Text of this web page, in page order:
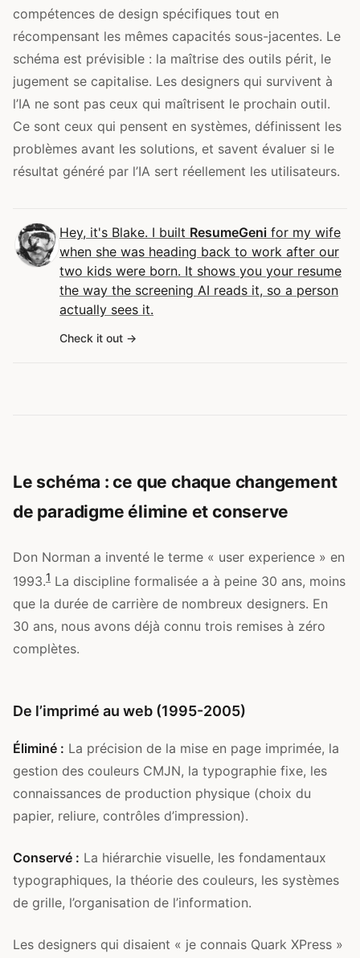
compétences de design spécifiques tout en
récompensant les mêmes capacités sous-jacentes. Le
schéma est prévisible : la maîtrise des outils périt, le
jugement se capitalise. Les designers qui survivent à
l’IA ne sont pas ceux qui maîtrisent le prochain outil.
Ce sont ceux qui pensent en systèmes, définissent les
problèmes avant les solutions, et savent évaluer si le
résultat généré par l’IA sert réellement les utilisateurs.
Hey, it's Blake. I built ResumeGeni for my wife
when she was heading back to work after our
two kids were born. It shows you your resume
the way the screening AI reads it, so a person
actually sees it.
Check it out
Le schéma : ce que chaque changement
de paradigme élimine et conserve
Don Norman a inventé le terme « user experience » en
1993.1 La discipline formalisée a à peine 30 ans, moins
que la durée de carrière de nombreux designers. En
30 ans, nous avons déjà connu trois remises à zéro
complètes.
De l’imprimé au web (1995-2005)
Éliminé : La précision de la mise en page imprimée, la
gestion des couleurs CMJN, la typographie fixe, les
connaissances de production physique (choix du
papier, reliure, contrôles d’impression).
Conservé : La hiérarchie visuelle, les fondamentaux
typographiques, la théorie des couleurs, les systèmes
de grille, l’organisation de l’information.
Les designers qui disaient « je connais Quark XPress »